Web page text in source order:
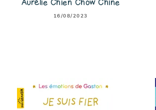
Aurélie Chien Chow Chine
16/08/2023